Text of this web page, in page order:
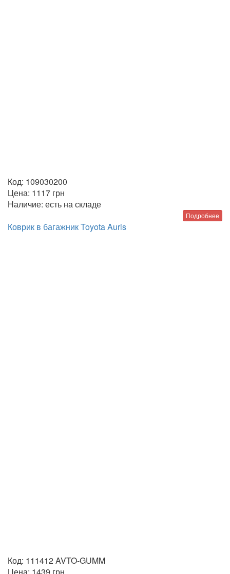
Код: 109030200
Цена: 1117 грн
Наличие: есть на складе
Подробнее
Коврик в багажник Toyota Auris
Код: 111412 AVTO-GUMM